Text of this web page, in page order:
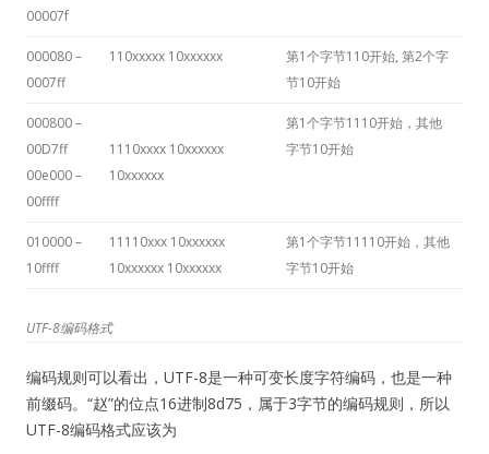
00007f
000080 –
0007ff
110xxxxx 10xxxxxx
第1个字节110开始, 第2个字
节10开始
000800 –
00D7ff
00e000 –
00ffff
1110xxxx 10xxxxxx
10xxxxxx
第1个字节1110开始，其他
字节10开始
010000 –
10ffff
11110xxx 10xxxxxx
10xxxxxx 10xxxxxx
第1个字节11110开始，其他
字节10开始
UTF-8编码格式
编码规则可以看出，UTF-8是一种可变长度字符编码，也是一种
前缀码。“赵”的位点16进制8d75，属于3字节的编码规则，所以
UTF-8编码格式应该为